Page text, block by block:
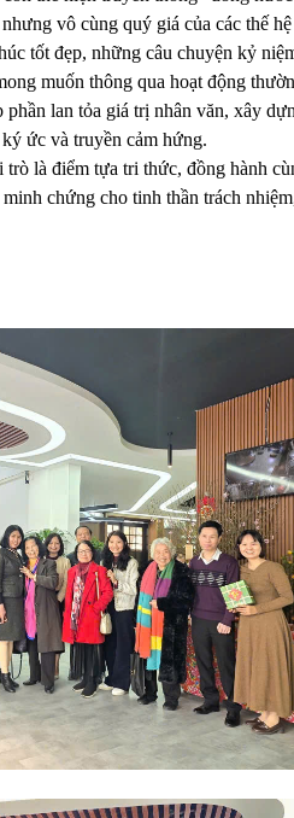
vô cùng quý giá của các thế
tốt đẹp, những câu chuyện kỷ
muốn thông qua hoạt động
lan tỏa giá trị nhân văn, xây
ức và truyền cảm hứng.
là điểm tựa tri thức, đồng hành
chứng cho tinh thần trách